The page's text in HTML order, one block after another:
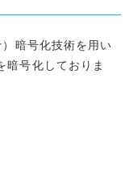
暗号化技術を用い
暗号化しておりま